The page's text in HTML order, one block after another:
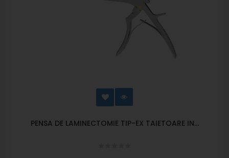
PENSA DE LAMINECTOMIE TIP-EX TAIETOARE IN...